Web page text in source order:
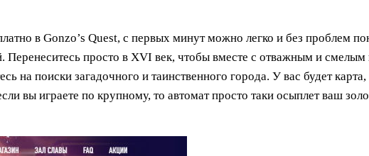
в Gonzo’s Quest, с первых минут можно легко и без проблем
Перенеситесь просто в XVI век, чтобы вместе с отважным и
на поиски загадочного и таинственного города. У вас будет
вы играете по крупному, то автомат просто таки осыплет ваш